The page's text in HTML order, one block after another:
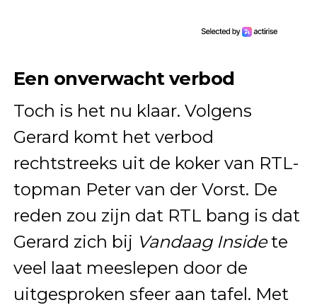
Een onverwacht verbod
Toch is het nu klaar. Volgens
Gerard komt het verbod
rechtstreeks uit de koker van RTL-
topman Peter van der Vorst. De
reden zou zijn dat RTL bang is dat
Gerard zich bij Vandaag Insidete
veel laat meeslepen door de
uitgesproken sfeer aan tafel. Met